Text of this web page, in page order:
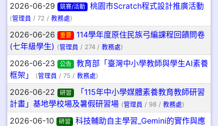
2026-06-29 競賽/活動 桃園市Scratch程式設計推廣活動
(管理員 / 72 / 教務處)
2026-06-26 重要
114學年度原住民族弓編課程回饋問卷
(七年級學生) (管理員 / 274 / 教務處)
2026-06-23 公告
教育部「臺灣中小學教師與學生AI素養
框架」
(管理員 / 75 / 教務處)
2026-06-22 研習
「115年中小學媒體素養教育教師研習
計畫」基地學校場及暑假研習場 (管理員 / 98 / 教務處)
2026-06-10 研習
科技輔助自主學習_Gemini的實作與應